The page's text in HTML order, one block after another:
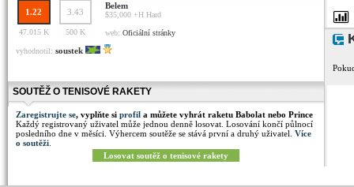
1.22 3.43
Belem
$35,000 +H Hard
47.015 K
500 K web: Oficiální stránky
vyhodnotil: soustek
SOUTĚŽ O TENISOVÉ RAKETY
Zaregistrujte se, vyplňte si profil a můžete vyhrát raketu Babolat nebo Prince
Každý registrovaný uživatel může jednou denně losovat. Losování končí půlnocí
posledního dne v měsíci. Výhercem soutěže se stává první a druhý uživatel. Více
o soutěži
Losovat soutěž o tenisové rakety